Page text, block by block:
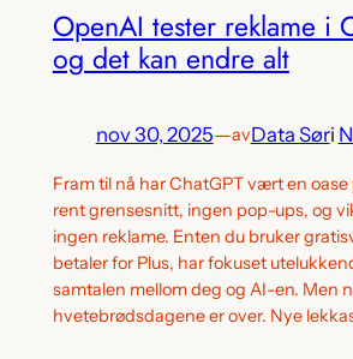
OpenAI tester reklame i
og det kan endre alt
nov 30, 2025—avData Søri
Fram til nå har ChatGPT vært en
rent grensesnitt, ingen pop-ups, og
ingen reklame. Enten du bruker
betaler for Plus, har fokuset
samtalen mellom deg og AI-en. Men
hvetebrødsdagene er over. Nye